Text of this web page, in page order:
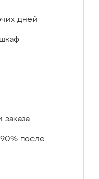
дней
заказа
после